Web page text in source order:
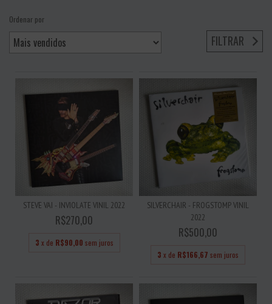
Ordenar por
FILTRAR
STEVE VAI - INVIOLATE VINIL 2022
R$270,00
3 x de R$90,00 sem juros
SILVERCHAIR - FROGSTOMP VINIL
2022
R$500,00
3 x de R$166,67 sem juros